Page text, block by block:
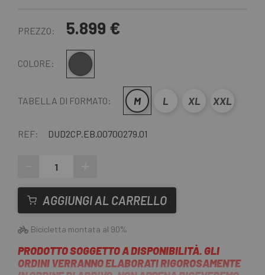
PREZZO: 5.899 €
COLORE: Grigio-Nero
TABELLA DI FORMATO: M L XL XXL
REF: DUD2CP.EB.00700279.01
AGGIUNGI AL CARRELLO
Bicicletta montata al 90%
PRODOTTO SOGGETTO A DISPONIBILITÀ. GLI
ORDINI VERRANNO ELABORATI RIGOROSAMENTE